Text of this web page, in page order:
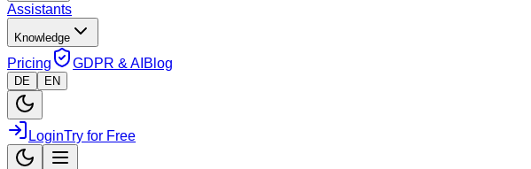
Assistants
Knowledge
Pricing GDPR & AI Blog
DE EN
LoginTry for Free